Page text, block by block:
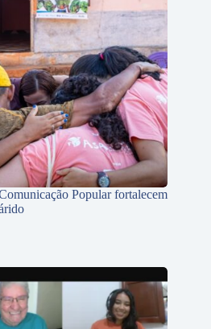
Popular fortalecem